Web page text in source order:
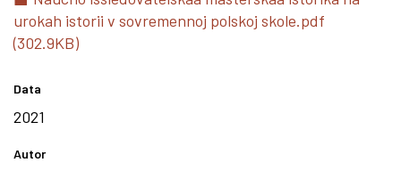
urokah istorii v sovremennoj polskoj skole.pdf
(302.9KB)
Data
2021
Autor